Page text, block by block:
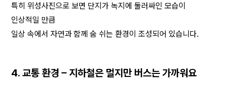
특히 위성사진으로 보면 단지가 녹지에 둘러싸인 모습이
인상적일 만큼
일상 속에서 자연과 함께 숨 쉬는 환경이 조성되어 있습니다.
4. 교통 환경 – 지하철은 멀지만 버스는 가까워요